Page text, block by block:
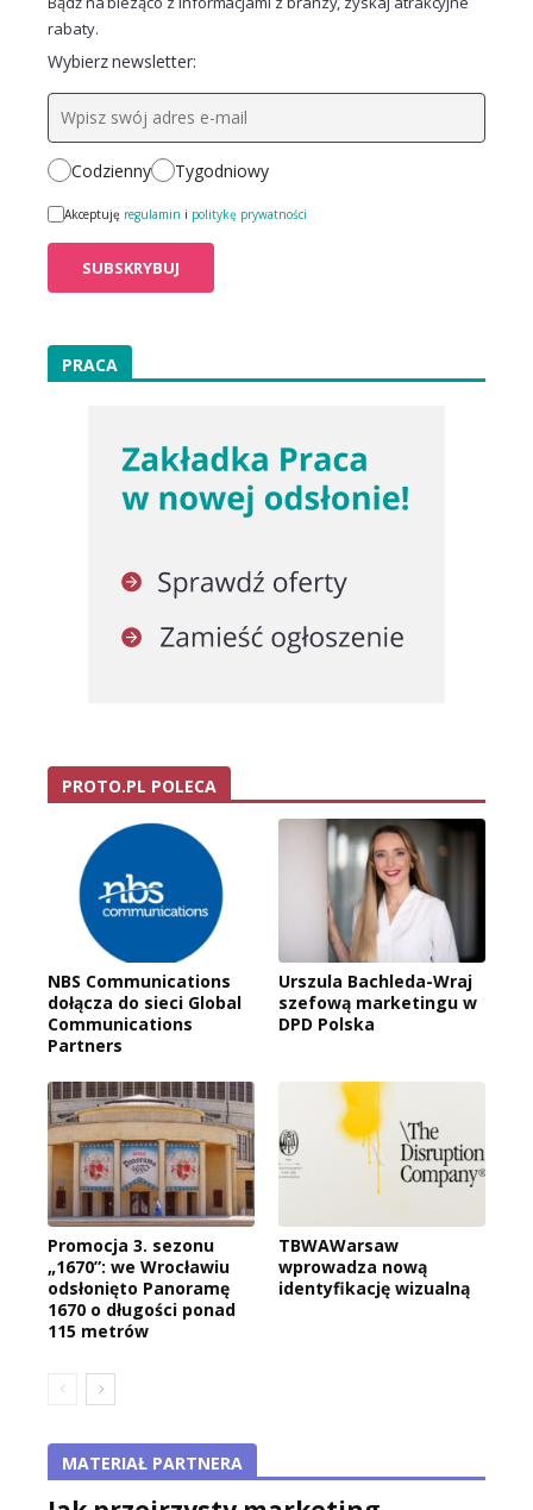
rabaty.
Wybierz newsletter:
Codzienny Tygodniowy
Akceptuję regulamin i politykę prywatności
PRACA
PROTO.PL POLECA
NBS Communications
dołącza do sieci Global
Communications
Partners
Urszula Bachleda-Wraj
szefową marketingu w
DPD Polska
Promocja 3. sezonu
„1670”: we Wrocławiu
odsłonięto Panoramę
1670 o długości ponad
115 metrów
TBWAWarsaw
wprowadza nową
identyfikację wizualną
MATERIAŁ PARTNERA